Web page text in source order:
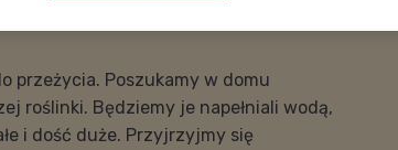
przeżycia. Poszukamy w domu
roślinki. Będziemy je napełniali wodą,
i dość duże. Przyjrzyjmy się